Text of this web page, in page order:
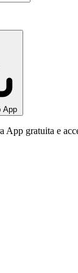
App
App gratuita e